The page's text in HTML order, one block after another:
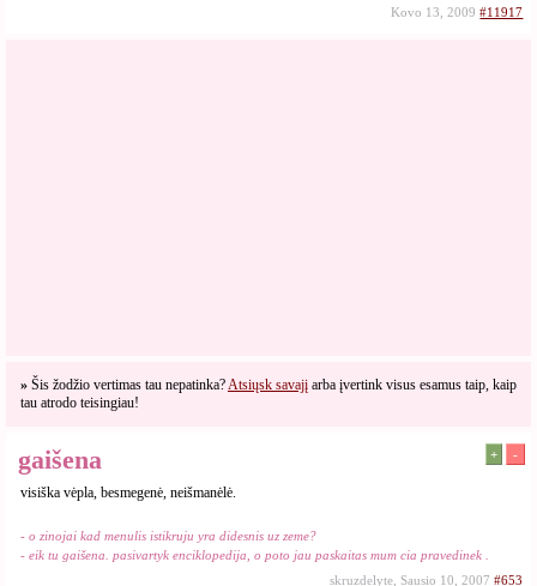
Kovo 13, 2009#11917
» Šis žodžio vertimas tau nepatinka?Atsiųsk savajį arba įvertink visus esamus taip, kaip
tau atrodo teisingiau!
gaišena + -
visiška vėpla, besmegenė, neišmanėlė.
- o zinojai kad menulis istikruju yra didesnis uz zeme?
- eik tu gaišena. pasivartyk enciklopedija, o poto jau paskaitas mum cia pravedinek .
skruzdelyte, Sausio 10, 2007#653